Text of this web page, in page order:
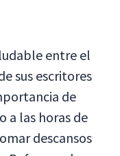
entre el
sus escritores
de
a las horas de
descansos